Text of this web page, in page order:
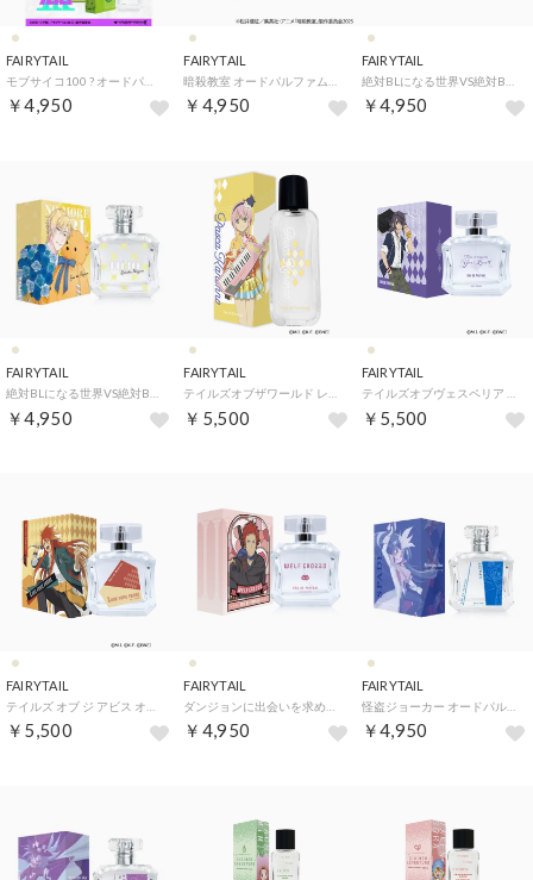
FAIRYTAIL
￥4,950
FAIRYTAIL
￥4,950
FAIRYTAIL
￥4,950
FAIRYTAIL
絶対BLになる世界VS絶対BLになりたくない男 オードパルファム【返品不可商品】 （東條）
￥4,950
FAIRYTAIL
テイルズオブザワールド レディアントマイソロジー オードパルファム パスカ・カノンノ【返品不可商品】 （パスカ・カノンノ）
￥5,500
FAIRYTAIL
テイルズオブヴェスペリア オードパルファム【返品不可商品】 （ユーリ・ローウェル）
￥5,500
FAIRYTAIL
￥5,500
FAIRYTAIL
￥4,950
FAIRYTAIL
怪盗ジョーカー オードパルファム【返品不可商品】 （スペード）
￥4,950